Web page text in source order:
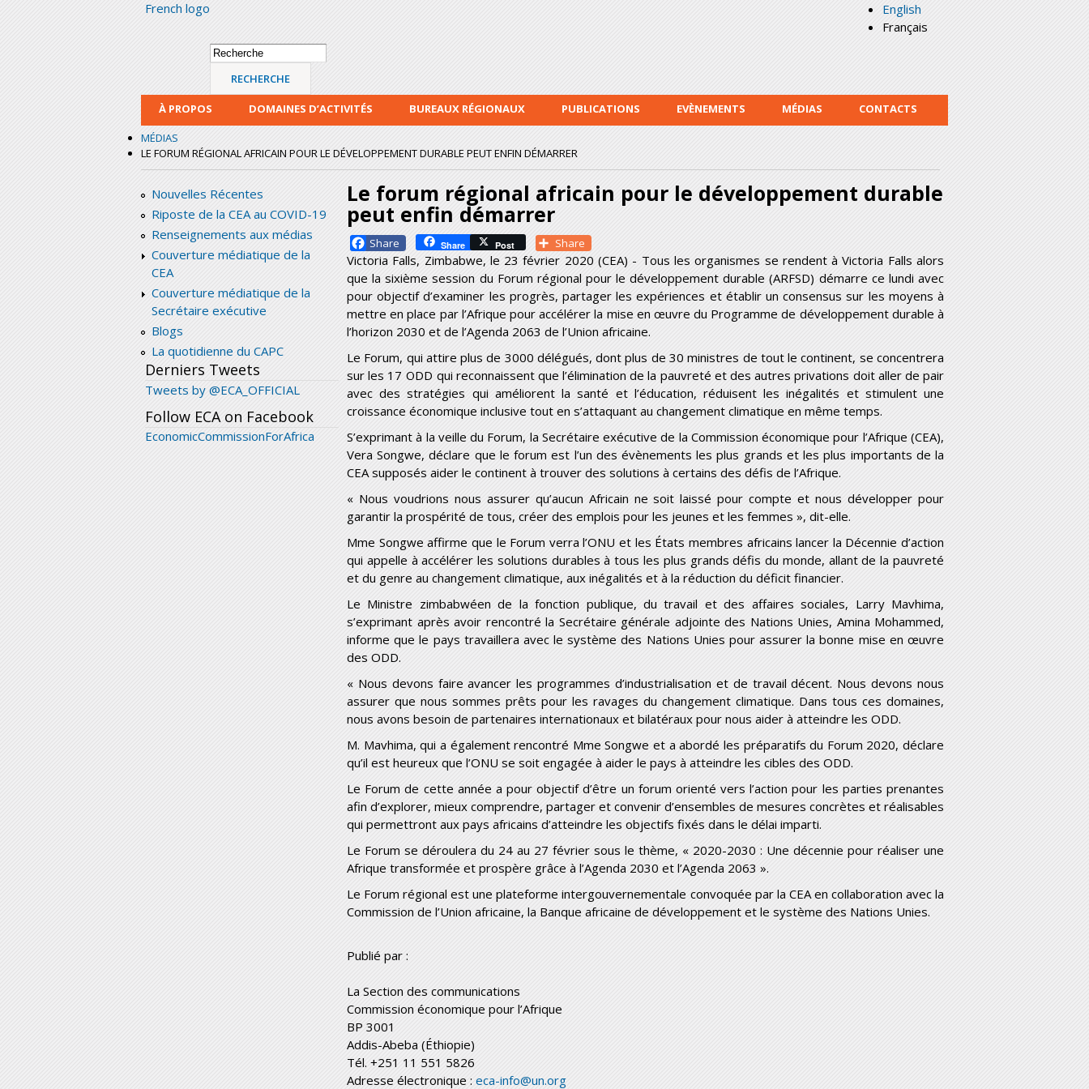
French logo
English
Français
Formulaire de
recherche
Recherche
À PROPOS DOMAINES D’ACTIVITÉS BUREAUX RÉGIONAUX PUBLICATIONS EVÈNEMENTS MÉDIAS
CONTACTS
MÉDIAS
LE FORUM RÉGIONAL AFRICAIN POUR LE DÉVELOPPEMENT DURABLE PEUT ENFIN DÉMARRER
Nouvelles Récentes
Riposte de la CEA au COVID-19
Renseignements aux médias
Couverture médiatique de la
CEA
Couverture médiatique de la
Secrétaire exécutive
Blogs
La quotidienne du CAPC
Derniers Tweets
Tweets by @ECA_OFFICIAL
Follow ECA on Facebook
EconomicCommissionForAfrica
Le forum régional africain pour le développement durable
peut enfin démarrer
Facebook Share Post Share
Victoria Falls, Zimbabwe, le 23 février 2020 (CEA) - Tous les organismes se rendent à Victoria Falls alors
que la sixième session du Forum régional pour le développement durable (ARFSD) démarre ce lundi avec
pour objectif d’examiner les progrès, partager les expériences et établir un consensus sur les moyens à
mettre en place par l’Afrique pour accélérer la mise en œuvre du Programme de développement durable à
l’horizon 2030 et de l’Agenda 2063 de l’Union africaine.
Le Forum, qui attire plus de 3000 délégués, dont plus de 30 ministres de tout le continent, se concentrera
sur les 17 ODD qui reconnaissent que l’élimination de la pauvreté et des autres privations doit aller de pair
avec des stratégies qui améliorent la santé et l’éducation, réduisent les inégalités et stimulent une
croissance économique inclusive tout en s’attaquant au changement climatique en même temps.
S’exprimant à la veille du Forum, la Secrétaire exécutive de la Commission économique pour l’Afrique (CEA),
Vera Songwe, déclare que le forum est l’un des évènements les plus grands et les plus importants de la
CEA supposés aider le continent à trouver des solutions à certains des défis de l’Afrique.
« Nous voudrions nous assurer qu’aucun Africain ne soit laissé pour compte et nous développer pour
garantir la prospérité de tous, créer des emplois pour les jeunes et les femmes », dit-elle.
Mme Songwe affirme que le Forum verra l’ONU et les États membres africains lancer la Décennie d’action
qui appelle à accélérer les solutions durables à tous les plus grands défis du monde, allant de la pauvreté
et du genre au changement climatique, aux inégalités et à la réduction du déficit financier.
Le Ministre zimbabwéen de la fonction publique, du travail et des affaires sociales, Larry Mavhima,
s’exprimant après avoir rencontré la Secrétaire générale adjointe des Nations Unies, Amina Mohammed,
informe que le pays travaillera avec le système des Nations Unies pour assurer la bonne mise en œuvre
des ODD.
« Nous devons faire avancer les programmes d’industrialisation et de travail décent. Nous devons nous
assurer que nous sommes prêts pour les ravages du changement climatique. Dans tous ces domaines,
nous avons besoin de partenaires internationaux et bilatéraux pour nous aider à atteindre les ODD.
M. Mavhima, qui a également rencontré Mme Songwe et a abordé les préparatifs du Forum 2020, déclare
qu’il est heureux que l’ONU se soit engagée à aider le pays à atteindre les cibles des ODD.
Le Forum de cette année a pour objectif d’être un forum orienté vers l’action pour les parties prenantes
afin d’explorer, mieux comprendre, partager et convenir d’ensembles de mesures concrètes et réalisables
qui permettront aux pays africains d’atteindre les objectifs fixés dans le délai imparti.
Le Forum se déroulera du 24 au 27 février sous le thème, « 2020-2030 : Une décennie pour réaliser une
Afrique transformée et prospère grâce à l’Agenda 2030 et l’Agenda 2063 ».
Le Forum régional est une plateforme intergouvernementale convoquée par la CEA en collaboration avec la
Commission de l’Union africaine, la Banque africaine de développement et le système des Nations Unies.
Publié par :
La Section des communications
Commission économique pour l’Afrique
BP 3001
Addis-Abeba (Éthiopie)
Tél. +251 11 551 5826
Adresse électronique : eca-info@un.org